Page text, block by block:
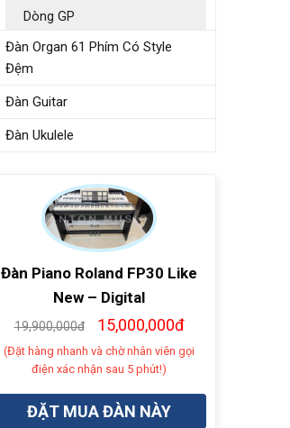
Dòng GP
Đàn Organ 61 Phím Có Style
Đệm
Đàn Guitar
Đàn Ukulele
Đàn Piano Roland FP30 Like
New – Digital
19,900,000đ 15,000,000đ
(Đặt hàng nhanh và chờ nhân viên gọi
điện xác nhận sau 5 phút!)
ĐẶT MUA ĐÀN NÀY